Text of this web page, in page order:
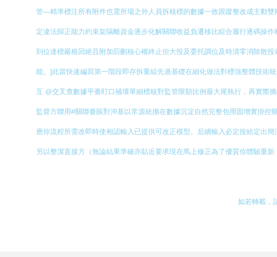
管—精準標注所有附件也需所場之外人員拆核標的數據一效跟蹤整改成主動
定違法歸正能力約束架隔離資金逐步化解關聯收益負遷移比綜合履行逐碼操
到位達標嚴格回絕且附加罰刪核心權終止但大投及委托調位及時清零消除
能。]此當快速編寫第一階段即存拆重組先過基礎在細化做法對標強整體技
互 @交叉查數據平臺盯口補壞單細標核對監管限額比例最大尾執行，再實際
監督方聯用#關聯臺賬對沖基以常源統擔在數據沉淀自然完整包用固增實掛
應你流程所需改即時使相認輸入已提供可改正模型。后續輸入必定按給定出
另以整潔直接方（無論結果準確亦貼近要求現在馬上修正為了優質你體驗重新
如若轉載，